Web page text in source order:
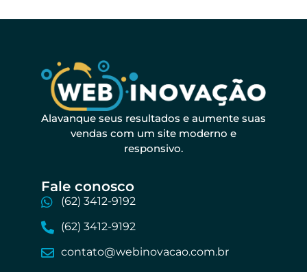
Alavanque seus resultados e aumente suas
vendas com um site moderno e
responsivo.
Fale conosco​
(62) 3412-9192
(62) 3412-9192
contato@webinovacao.com.br